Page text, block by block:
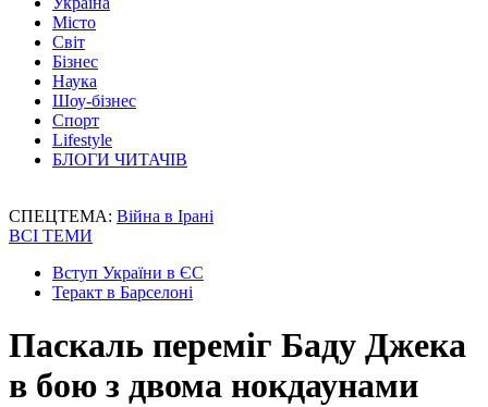
Місто
Світ
Бізнес
Наука
Шоу-бізнес
Спорт
Lifestyle
БЛОГИ ЧИТАЧІВ
СПЕЦТЕМА: Війна в Ірані
ВСІ ТЕМИ
Вступ України в ЄС
Теракт в Барселоні
Паскаль переміг Баду Джека
в бою з двома нокдаунами